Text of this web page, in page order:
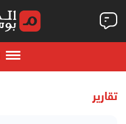
تقارير